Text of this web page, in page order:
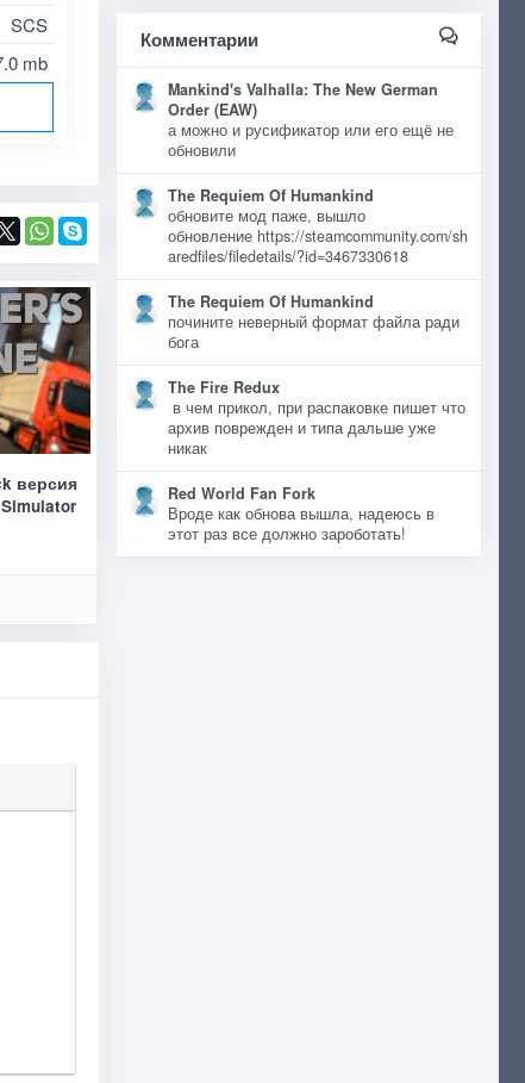
SCS
mb
версия
Комментарии
Mankind's Valhalla: The New German
Order (EAW)
а можно и русификатор или его ещё не
обновили
The Requiem Of Humankind
обновите мод паже, вышло
обновление https://steamcommunity.com/sh
aredfiles/filedetails/?id=3467330618
The Requiem Of Humankind
почините неверный формат файла ради
бога
The Fire Redux
в чем прикол, при распаковке пишет что
архив поврежден и типа дальше уже
никак
Red World Fan Fork
Вроде как обнова вышла, надеюсь в
этот раз все должно зароботать!